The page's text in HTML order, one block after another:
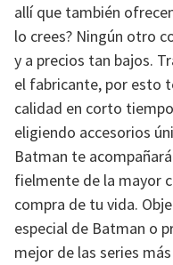
allí que también
lo crees? Ningún otro
y a precios tan bajos.
el fabricante, por esto
calidad en corto
eligiendo accesorios
Batman te
fielmente de la mayor
compra de tu vida.
especial de Batman o
mejor de las series